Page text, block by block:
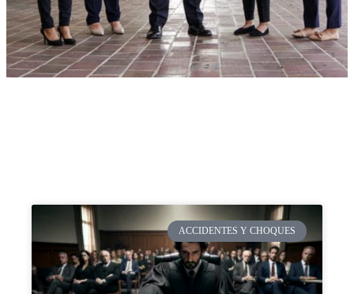
ACCIDENTES Y CHOQUES